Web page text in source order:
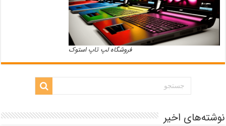
فروشگاه لپ تاپ استوک
نوشته‌های اخیر